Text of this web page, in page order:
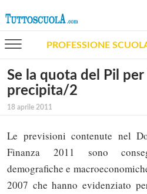
PROFESSIONE
Se la quota del Pil per
precipita/2
18 aprile 2011
Le previsioni contenute nel
Finanza 2011 sono
demografiche e
2007 che hanno evidenziato